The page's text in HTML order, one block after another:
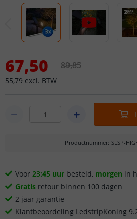
67,50
55,79 excl. BTW
89,85
Productnummer: SLSP-
Voor 23:45 uur besteld, morgen in
Gratis retour binnen 100 dagen
2 jaar garantie
Klantbeoordeling LedstripKoning